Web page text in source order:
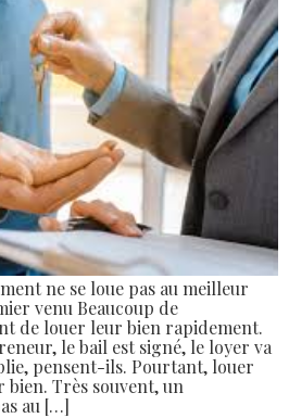
ne se loue pas au meilleur
venu Beaucoup de
de louer leur bien rapidement.
le bail est signé, le loyer va
pensent-ils. Pourtant, louer
Très souvent, un
au […]